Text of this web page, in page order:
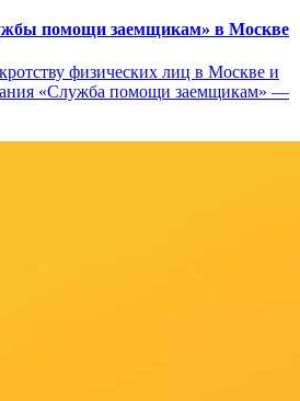
помощи заемщикам» в Москве
физических лиц в Москве и
«Служба помощи заемщикам» —